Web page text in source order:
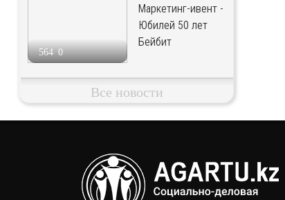
564 0
Маркетинг-ивент -
Юбилей 50 лет
Бейбит
Все новости